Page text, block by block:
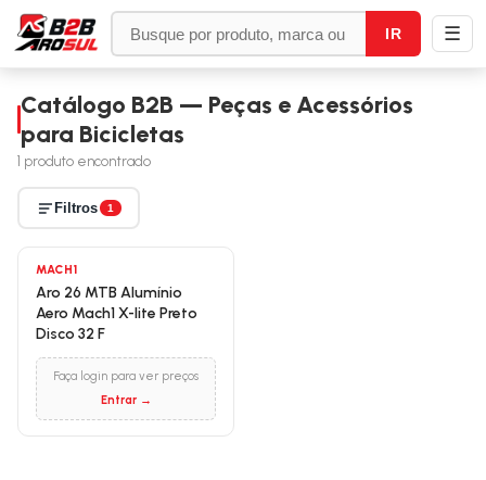
IR ☰
Catálogo B2B — Peças e Acessórios
para Bicicletas
1 produto encontrado
Filtros 1
MACH1
Aro 26 MTB Alumínio
Aero Mach1 X-lite Preto
Disco 32 F
Faça login para ver preços
Entrar →